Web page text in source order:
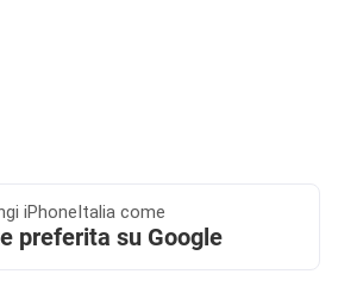
iPhoneItalia come
preferita su Google